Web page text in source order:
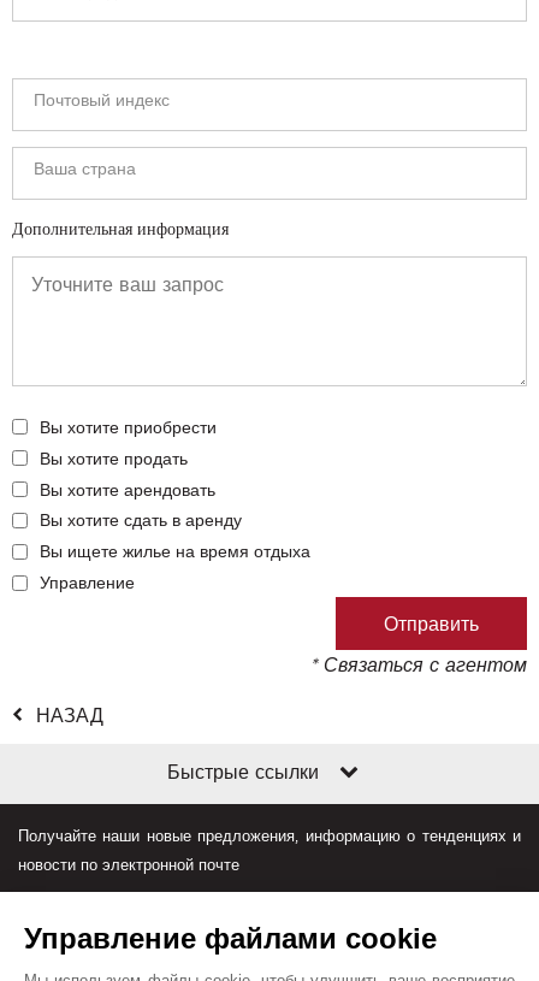
Дополнительная информация
Вы хотите приобрести
Вы хотите продать
Вы хотите арендовать
Вы хотите сдать в аренду
Вы ищете жилье на время отдыха
Управление
* Связаться с агентом
НАЗАД
Быстрые ссылки
Получайте наши новые предложения, информацию о тенденциях и
новости по электронной почте
Управление файлами cookie